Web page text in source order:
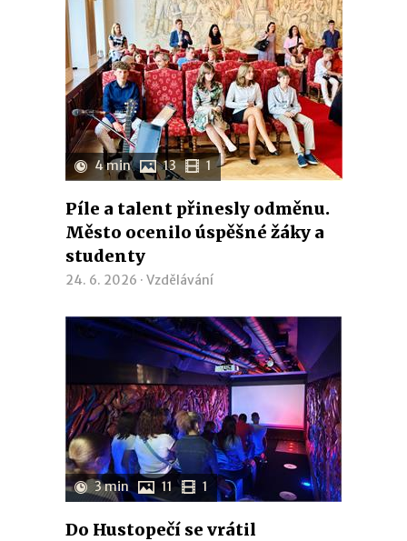
4 min 13 1
Píle a talent přinesly odměnu.
Město ocenilo úspěšné žáky a
studenty
24. 6. 2026 · Vzdělávání
3 min 11 1
Do Hustopečí se vrátil